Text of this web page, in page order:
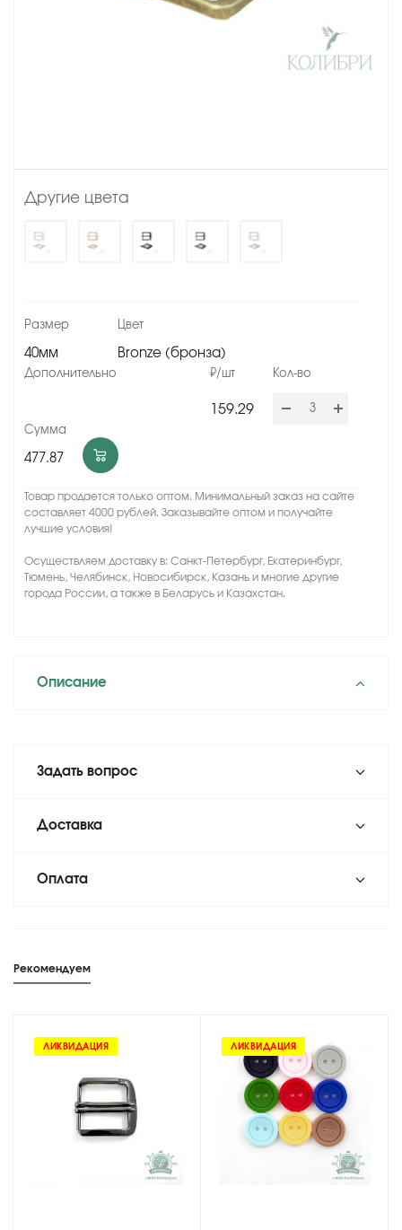
Другие цвета
40мм Bronze (бронза)
159.29
477.87
Товар продается только оптом. Минимальный заказ на сайте
составляет 4000 рублей. Заказывайте оптом и получайте
лучшие условия!
Осуществляем доставку в: Санкт-Петербург, Екатеринбург,
Тюмень, Челябинск, Новосибирск, Казань и многие другие
города России, а также в Беларусь и Казахстан.
Описание
Задать вопрос
Доставка
Оплата
Рекомендуем
ЛИКВИДАЦИЯ ЛИКВИДАЦИЯ